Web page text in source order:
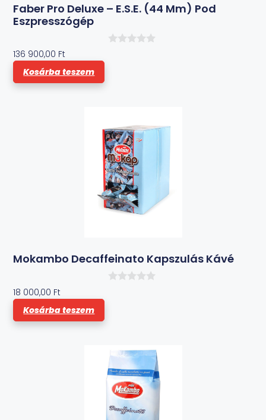
Faber Pro Deluxe – E.S.E. (44 Mm) Pod
Eszpresszógép
136 900,00 Ft
Kosárba teszem
Mokambo Decaffeinato Kapszulás Kávé
18 000,00 Ft
Kosárba teszem